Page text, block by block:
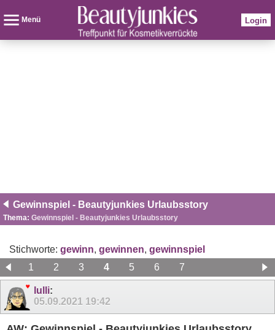
Menü Login
Gewinnspiel - Beautyjunkies Urlaubsstory
Thema: Gewinnspiel - Beautyjunkies Urlaubsstory
Stichworte: gewinn, gewinnen, gewinnspiel
1
2 3 4 5 6 7
lulli:
05.09.2021 19:42